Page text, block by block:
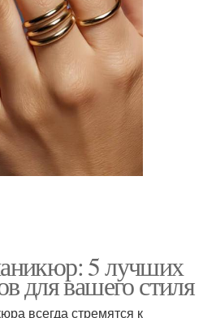
5 лучших
для вашего стиля
всегда стремятся к